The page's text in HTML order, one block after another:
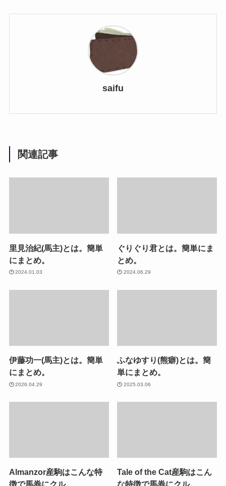
saifu
関連記事
里見治紀(馬主)とは。簡単
にまとめ。
2024.01.03
ぐりぐり君とは。簡単にま
とめ。
2024.06.29
伊藤功一(馬主)とは。簡単
にまとめ。
2026.04.29
ふなゆすり(熊癖)とは。簡
単にまとめ。
2025.03.06
Almanzor産駒はこんな特
徴で馬券にクル。
Tale of the Cat産駒はこん
な特徴で馬券にクル。